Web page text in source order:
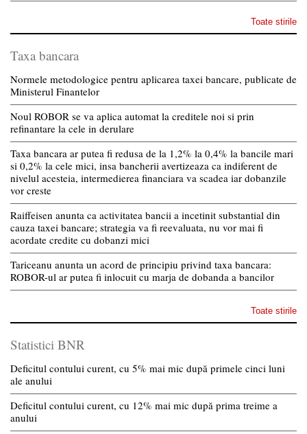
Toate stirile
Taxa bancara
Normele metodologice pentru aplicarea taxei bancare, publicate de
Ministerul Finantelor
Noul ROBOR se va aplica automat la creditele noi si prin
refinantare la cele in derulare
Taxa bancara ar putea fi redusa de la 1,2% la 0,4% la bancile mari
si 0,2% la cele mici, insa bancherii avertizeaza ca indiferent de
nivelul acesteia, intermedierea financiara va scadea iar dobanzile
vor creste
Raiffeisen anunta ca activitatea bancii a incetinit substantial din
cauza taxei bancare; strategia va fi reevaluata, nu vor mai fi
acordate credite cu dobanzi mici
Tariceanu anunta un acord de principiu privind taxa bancara:
ROBOR-ul ar putea fi inlocuit cu marja de dobanda a bancilor
Toate stirile
Statistici BNR
Deficitul contului curent, cu 5% mai mic după primele cinci luni
ale anului
Deficitul contului curent, cu 12% mai mic după prima treime a
anului